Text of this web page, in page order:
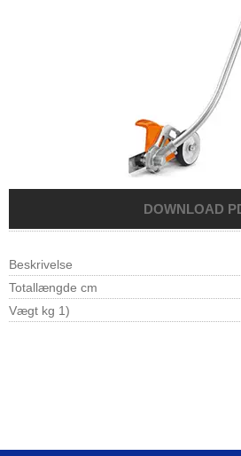
Beskrivelse
Totallængde cm
Vægt kg 1)